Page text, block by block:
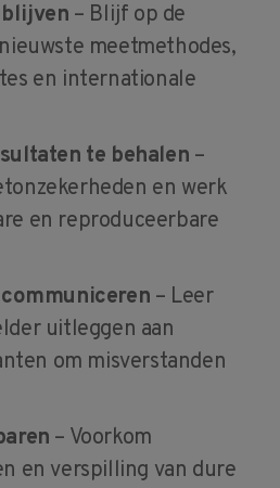
– Blijf op de
meetmethodes,
en internationale
te behalen –
en werk
en reproduceerbare
– Leer
uitleggen aan
om misverstanden
– Voorkom
en verspilling van dure